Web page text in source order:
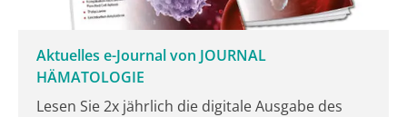
Aktuelles e-Journal von JOURNAL
HÄMATOLOGIE
Lesen Sie 2x jährlich die digitale Ausgabe des